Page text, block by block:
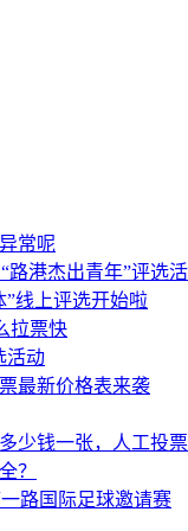
常呢
路港杰出青年”评选
”线上评选开始啦
拉票快
活动
最新价格表来袭
少钱一张，人工投
？
路国际足球邀请赛